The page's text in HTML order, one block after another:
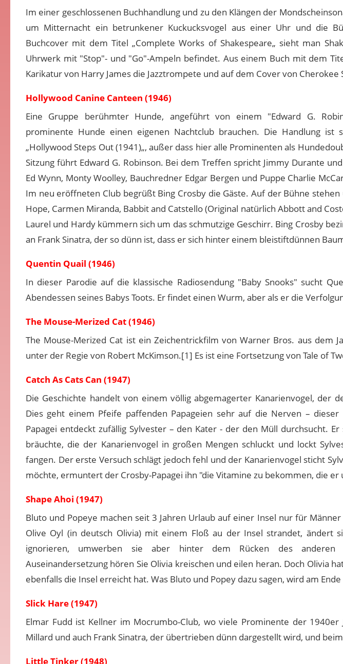
Im einer geschlossenen Buchhandlung und zu den Klängen der
um Mitternacht ein betrunkener Kuckucksvogel aus einer Uhr und die
Buchcover mit dem Titel „Complete Works of Shakespeare„ sieht man
Uhrwerk mit "Stop"- und "Go"-Ampeln befindet. Aus einem Buch mit dem
Karikatur von Harry James die Jazztrompete und auf dem Cover von
Hollywood Canine Canteen (1946)
Eine Gruppe berühmter Hunde, angeführt von einem "Edward G.
prominente Hunde einen eigenen Nachtclub brauchen. Die Handlung ist
„Hollywood Steps Out (1941)„, außer dass hier alle Prominenten als
Sitzung führt Edward G. Robinson. Bei dem Treffen spricht Jimmy Durante
Ed Wynn, Monty Woolley, Bauchredner Edgar Bergen und Puppe Charlie
Im neu eröffneten Club begrüßt Bing Crosby die Gäste. Auf der Bühne
Hope, Carmen Miranda, Babbit and Catstello (Original natürlich Abbott and
Laurel und Hardy kümmern sich um das schmutzige Geschirr. Bing Crosby
an Frank Sinatra, der so dünn ist, dass er sich hinter einem bleistiftdünnen
Quentin Quail (1946)
In dieser Parodie auf die klassische Radiosendung "Baby Snooks" sucht
Abendessen seines Babys Toots. Er findet einen Wurm, aber als er die
The Mouse-Merized Cat (1946)
The Mouse-Merized Cat ist ein Zeichentrickfilm von Warner Bros. aus dem
unter der Regie von Robert McKimson.[1] Es ist eine Fortsetzung von Tale of
Catch As Cats Can (1947)
Die Geschichte handelt von einem völlig abgemagerter Kanarienvogel, der
Dies geht einem Pfeife paffenden Papageien sehr auf die Nerven – dieser
Papagei entdeckt zufällig Sylvester – den Kater - der den Müll durchsucht.
bräuchte, die der Kanarienvogel in großen Mengen schluckt und lockt
fangen. Der erste Versuch schlägt jedoch fehl und der Kanarienvogel sticht
möchte, ermuntert der Crosby-Papagei ihn "die Vitamine zu bekommen, die
Shape Ahoi (1947)
Bluto und Popeye machen seit 3 Jahren Urlaub auf einer Insel nur für
Olive Oyl (in deutsch Olivia) mit einem Floß au der Insel strandet, ändert
ignorieren, umwerben sie aber hinter dem Rücken des anderen
Auseinandersetzung hören Sie Olivia kreischen und eilen heran. Doch Olivia
ebenfalls die Insel erreicht hat. Was Bluto und Popey dazu sagen, wird am
Slick Hare (1947)
Elmar Fudd ist Kellner im Mocrumbo-Club, wo viele Prominente der 1940er
Millard und auch Frank Sinatra, der übertrieben dünn dargestellt wird, und
Little Tinker (1948)